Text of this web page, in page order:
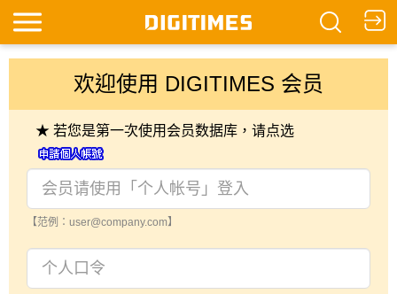
欢迎使用 DIGITIMES 会员
★ 若您是第一次使用会员数据库，请点选
【范例：user@company.com】